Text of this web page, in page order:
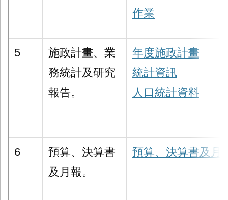
作業
5
施政計畫、業
務統計及研究
報告。
年度施政計畫
統計資訊
人口統計資料
6
預算、決算書
及月報。
預算、決算書及月